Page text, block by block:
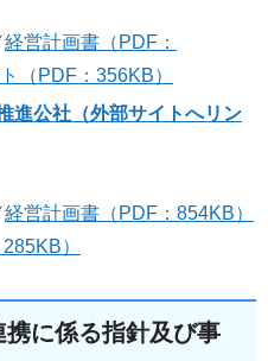
経営計画書（PDF：
（PDF：356KB）
進公社（外部サイトへリン
経営計画書（PDF：854KB）
）
に係る指針及び事